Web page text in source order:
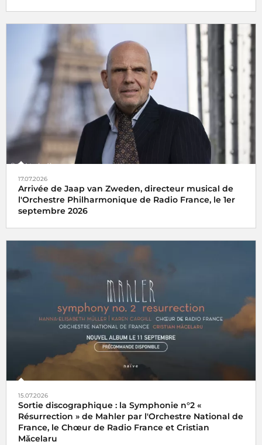
17.07.2026
Arrivée de Jaap van Zweden, directeur musical de
l'Orchestre Philharmonique de Radio France, le 1er
septembre 2026
15.07.2026
Sortie discographique : la Symphonie n°2 «
Résurrection » de Mahler par l'Orchestre National de
France, le Chœur de Radio France et Cristian
Măcelaru